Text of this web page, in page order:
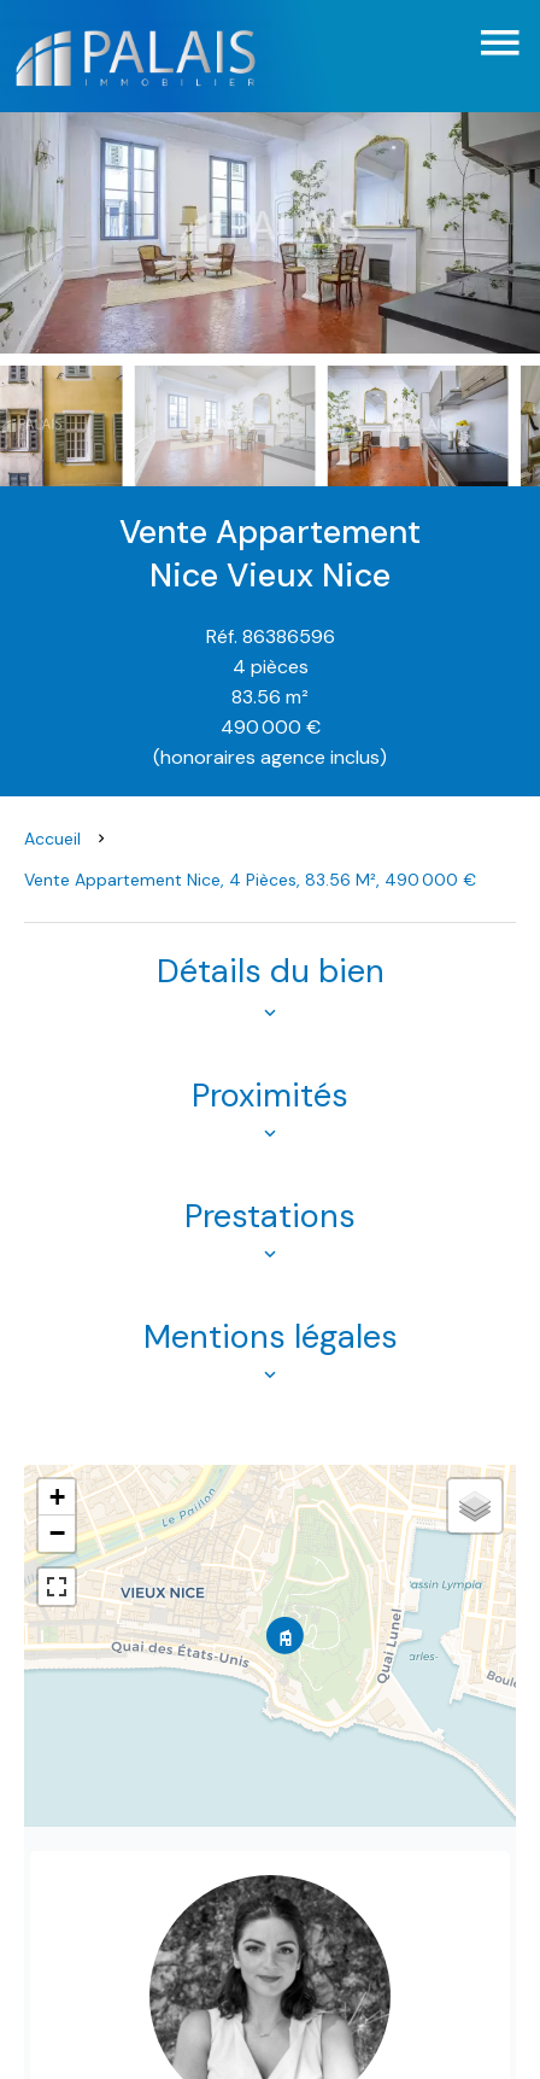
Vente Appartement
Nice Vieux Nice
Réf. 86386596
4 pièces
83.56 m²
490 000 €
(honoraires agence inclus)
Accueil
Vente Appartement Nice, 4 Pièces, 83.56 M², 490 000 €
Détails du bien
Proximités
Prestations
Mentions légales
+
−